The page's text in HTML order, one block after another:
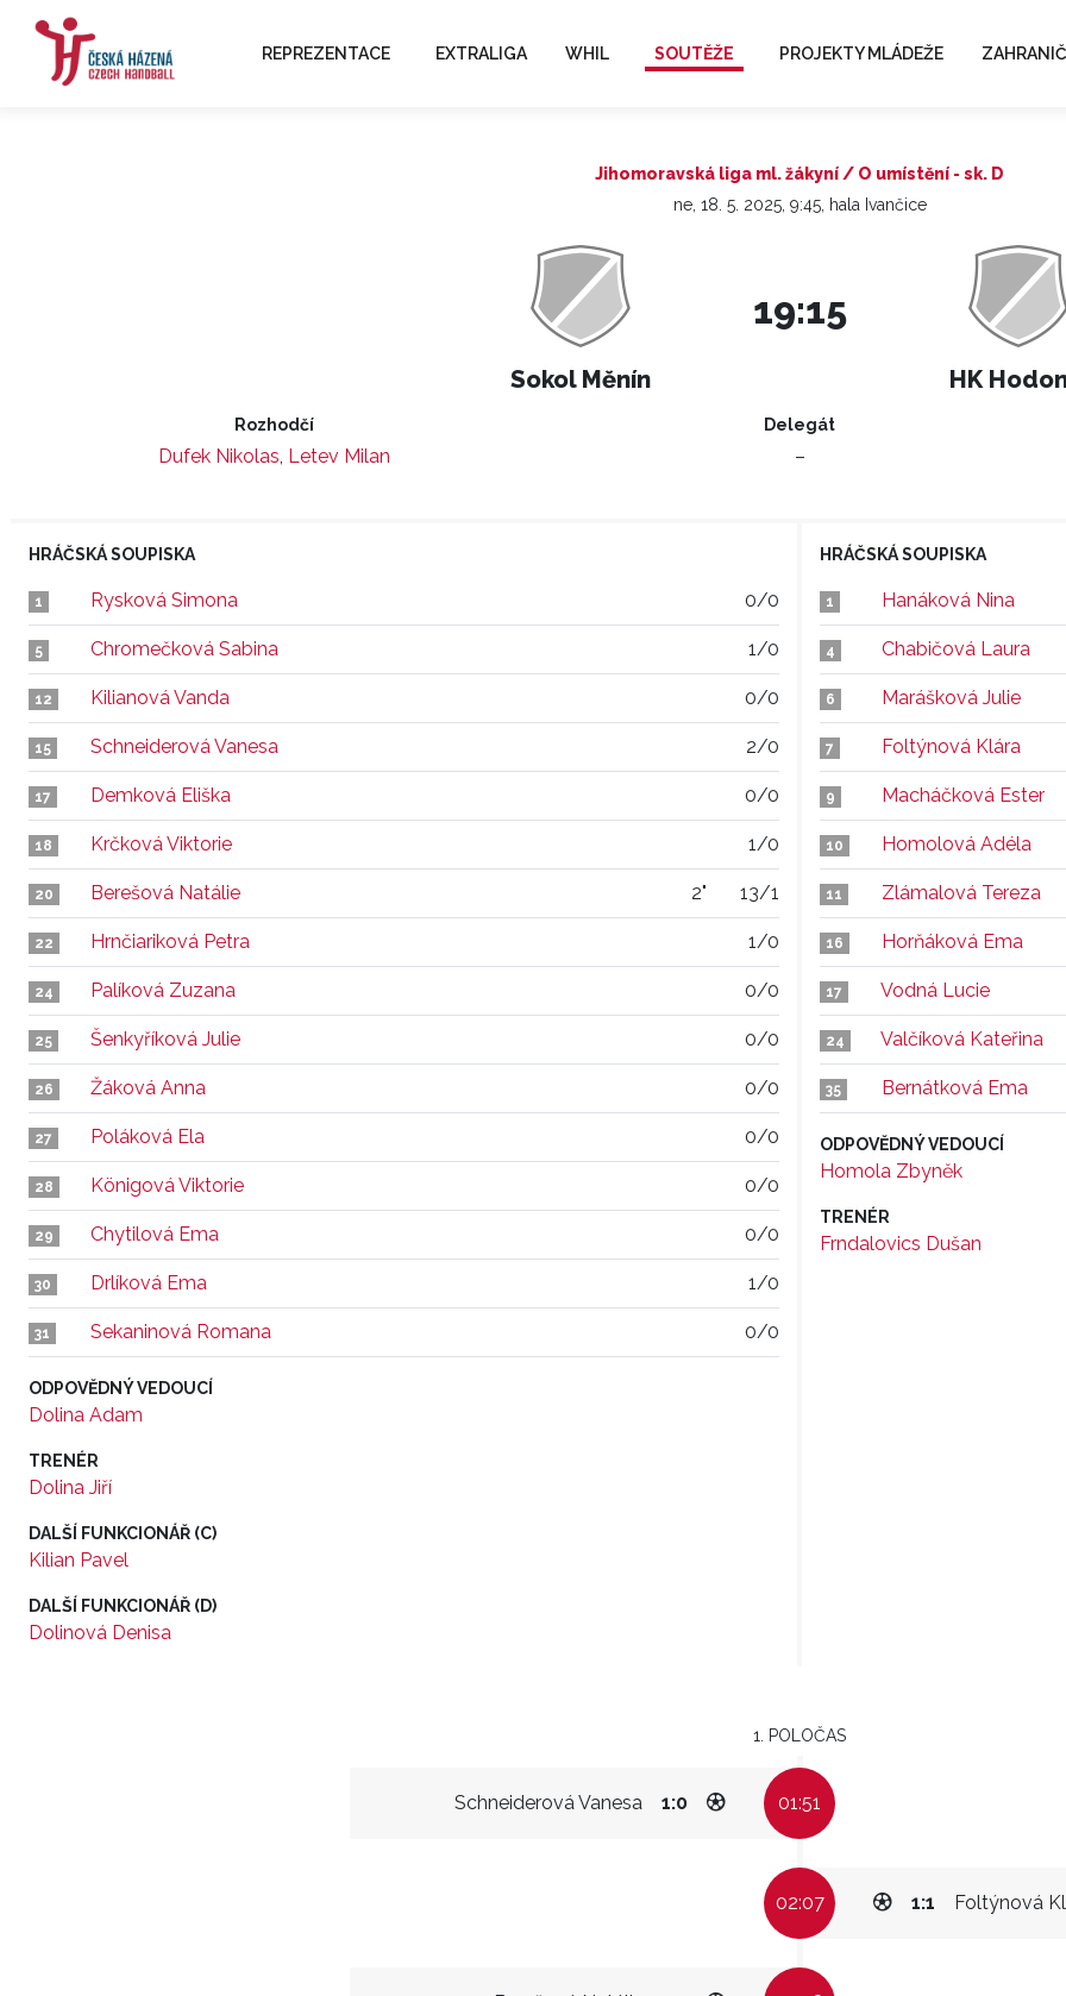
REPREZENTACE EXTRALIGA WHIL SOUTĚŽE PROJEKTY MLÁDEŽE
Jihomoravská liga ml. žákyní / O umístění - sk. D
ne, 18. 5. 2025, 9:45, hala Ivančice
Sokol Měnín
19:15
HK
Rozhodčí
Dufek Nikolas, Letev Milan
Delegát
–
HRÁČSKÁ SOUPISKA
1 Rysková Simona 0/0
5 Chromečková Sabina 1/0
12 Kilianová Vanda 0/0
15 Schneiderová Vanesa 2/0
17 Demková Eliška 0/0
18 Krčková Viktorie 1/0
20 Berešová Natálie 2" 13/1
22 Hrnčiariková Petra 1/0
24 Palíková Zuzana 0/0
25 Šenkyříková Julie 0/0
26 Žáková Anna 0/0
27 Poláková Ela 0/0
28 Königová Viktorie 0/0
29 Chytilová Ema 0/0
30 Drlíková Ema 1/0
31 Sekaninová Romana 0/0
ODPOVĚDNÝ VEDOUCÍ
Dolina Adam
TRENÉR
Dolina Jiří
DALŠÍ FUNKCIONÁŘ (C)
Kilian Pavel
DALŠÍ FUNKCIONÁŘ (D)
Dolinová Denisa
HRÁČSKÁ SOUPISKA
1 Hanáková Nina
4 Chabičová Laura
6 Marášková Julie
7 Foltýnová Klára
9 Macháčková Ester
10 Homolová Adéla
11 Zlámalová Tereza
16 Horňáková Ema
17 Vodná Lucie
24 Valčíková Kateřina
35 Bernátková Ema
ODPOVĚDNÝ VEDOUCÍ
Homola Zbyněk
TRENÉR
Frndalovics Dušan
1. POLOČAS
Schneiderová Vanesa 1:0 01:51
02:07 Foltýnová
1:1